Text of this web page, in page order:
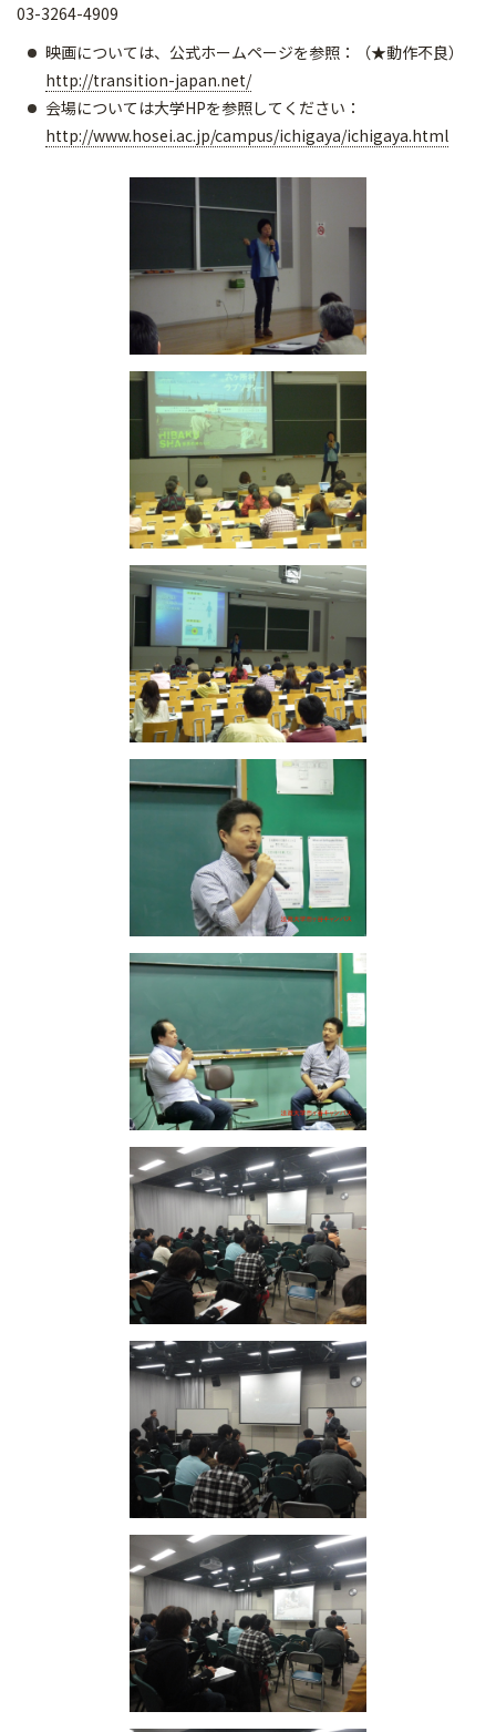
03-3264-4909
映画については、公式ホームページを参照：（★動作不良）
http://transition-japan.net/
会場については大学HPを参照してください：
http://www.hosei.ac.jp/campus/ichigaya/ichigaya.html